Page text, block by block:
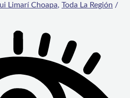
Limarí Choapa, Toda La Región /